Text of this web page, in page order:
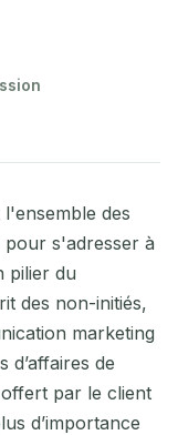
des
s'adresser à
pilier du
des non-initiés,
marketing
d’affaires de
par le client
d’importance